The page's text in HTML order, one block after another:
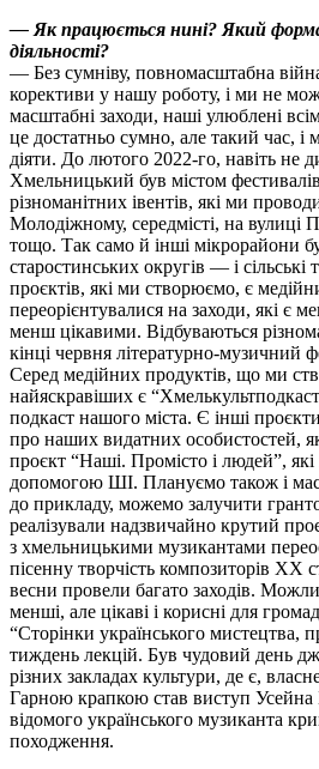
— Як працюється нині? Який
діяльності?
— Без сумніву, повномасштабна
корективи у нашу роботу, і ми не
масштабні заходи, наші улюблені
це достатньо сумно, але такий час, і
діяти. До лютого 2022-го, навіть не
Хмельницький був містом
різноманітних івентів, які ми
Молодіжному, середмісті, на вулиці
тощо. Так само й інші мікрорайони
старостинських округів — і сільські
проєктів, які ми створюємо, є
переорієнтувалися на заходи, які є
менш цікавими. Відбуваються
кінці червня літературно-музичний
Серед медійних продуктів, що ми
найяскравіших є
подкаст нашого міста. Є інші
про наших видатних особистостей,
проєкт “Наші. Промісто і людей”,
допомогою ШІ. Плануємо також і
до прикладу, можемо залучити
реалізували надзвичайно крутий
з хмельницькими музикантами
пісенну творчість композиторів XX
весни провели багато заходів.
менші, але цікаві і корисні для
“Сторінки українського мистецтва,
тиждень лекцій. Був чудовий день
різних закладах культури, де є,
Гарною крапкою став виступ Усейна
відомого українського музиканта
походження.